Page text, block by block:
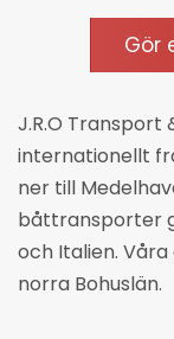
Gör
J.R.O
internationellt
ner till
båttransporter
och Italien.
norra Bohuslän.